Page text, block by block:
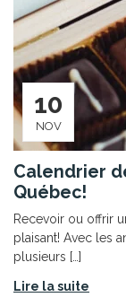
10
NOV
Calendrier
Québec!
Recevoir ou offrir
plaisant! Avec les
plusieurs […]
Lire la suite